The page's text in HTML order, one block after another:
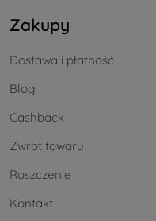
Zakupy
Dostawa i płatność
Blog
Cashback
Zwrot towaru
Roszczenie
Kontakt